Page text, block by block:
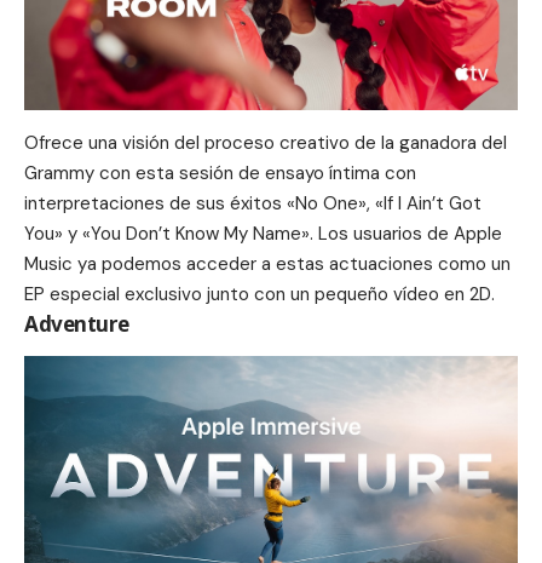
Ofrece una visión del proceso creativo de la ganadora del
Grammy con esta sesión de ensayo íntima con
interpretaciones de sus éxitos «No One», «If I Ain’t Got
You» y «You Don’t Know My Name». Los usuarios de Apple
Music ya podemos acceder a estas actuaciones como un
EP especial exclusivo junto con un pequeño vídeo en 2D.
Adventure